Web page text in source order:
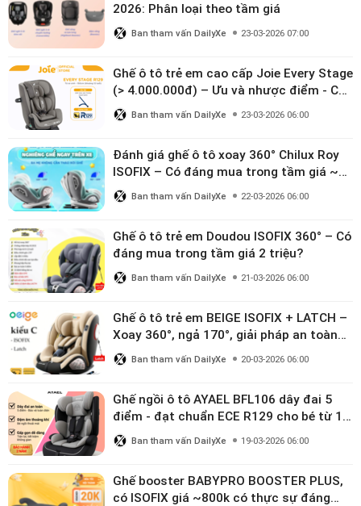
2026: Phân loại theo tầm giá
Ban tham vấn DailyXe 23-03-2026 07:00
Ghế ô tô trẻ em cao cấp Joie Every Stage
(> 4.000.000đ) – Ưu và nhược điểm - Có
đáng đầu tư cho bé từ 0–12 tuổi?
Ban tham vấn DailyXe 23-03-2026 06:00
Đánh giá ghế ô tô xoay 360° Chilux Roy
ISOFIX – Có đáng mua trong tầm giá ~3
triệu
Ban tham vấn DailyXe 22-03-2026 06:00
Ghế ô tô trẻ em Doudou ISOFIX 360° – Có
đáng mua trong tầm giá 2 triệu?
Ban tham vấn DailyXe 21-03-2026 06:00
Ghế ô tô trẻ em BEIGE ISOFIX + LATCH –
Xoay 360°, ngả 170°, giải pháp an toàn
linh hoạt cho bé 0–10 tuổi
Ban tham vấn DailyXe 20-03-2026 06:00
Ghế ngồi ô tô AYAEL BFL106 dây đai 5
điểm - đạt chuẩn ECE R129 cho bé từ 1–
10 tuổi
Ban tham vấn DailyXe 19-03-2026 06:00
Ghế booster BABYPRO BOOSTER PLUS,
có ISOFIX giá ~800k có thực sự đáng